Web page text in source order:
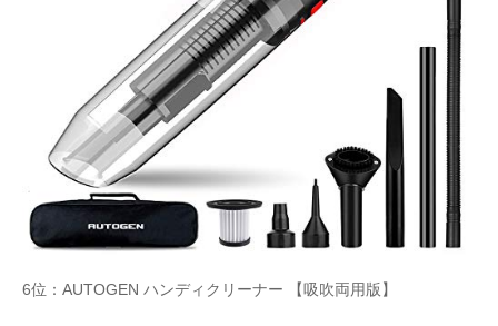
6位：AUTOGEN ハンディクリーナー 【吸吹両用版】